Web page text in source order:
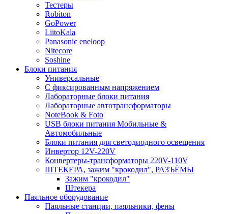
Тестеры
Robiton
GoPower
LiitoKala
Panasonic eneloop
Nitecore
Soshine
Блоки питания
Универсальные
C фиксированным напряжением
Лабораторные блоки питания
Лабораторные автотрансформаторы
NoteBook & Foto
USB блоки питания Мобильные &
Автомобильные
Блоки питания для светодиодного освещения
Инвертор 12V-220V
Конвертеры-трансформаторы 220V-110V
ШТЕКЕРА, зажим "крокодил", РАЗЪЁМЫ
Зажим "крокодил"
Штекера
Паяльное оборудование
Паяльные станции, паяльники, фены